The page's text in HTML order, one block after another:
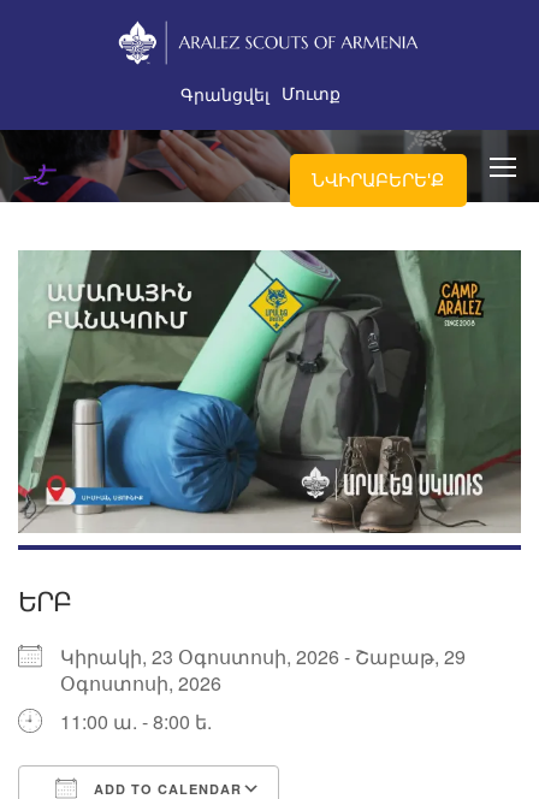
Գրանցվել Մուտք
ՆՎԻՐԱԲԵՐԵ'Ք
ԵՐԲ
Կիրակի, 23 Օգոստոսի, 2026 - Շաբաթ, 29
Օգոստոսի, 2026
11:00 ա. - 8:00 ե.
ADD TO CALENDAR